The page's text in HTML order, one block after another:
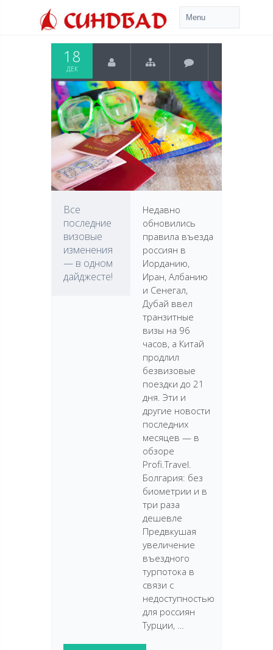
18
ДЕК
Все
последние
визовые
изменения
— в одном
дайджесте!
Недавно
обновились
правила въезда
россиян в
Иорданию,
Иран, Албанию
и Сенегал,
Дубай ввел
транзитные
визы на 96
часов, а Китай
продлил
безвизовые
поездки до 21
дня. Эти и
другие новости
последних
месяцев — в
обзоре
Profi.Travel.
Болгария: без
биометрии и в
три раза
дешевле
Предвкушая
увеличение
въездного
турпотока в
связи с
недоступностью
для россиян
Турции, …